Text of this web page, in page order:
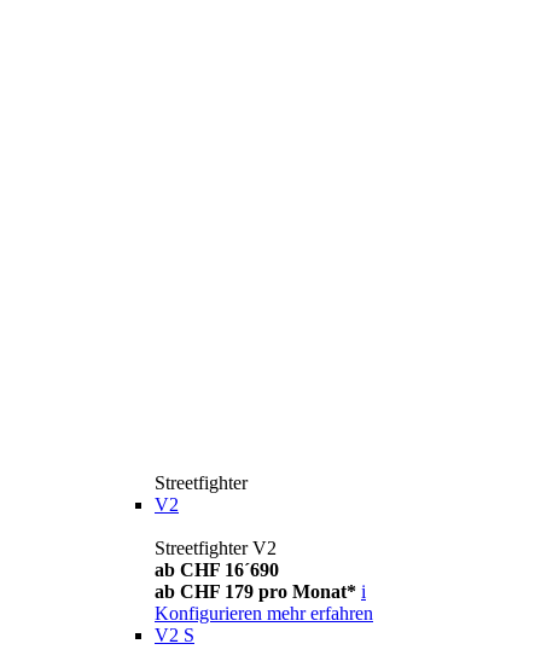
Streetfighter
V2
Streetfighter V2
ab CHF 16´690
ab CHF 179 pro Monat* i
Konfigurieren mehr erfahren
V2 S